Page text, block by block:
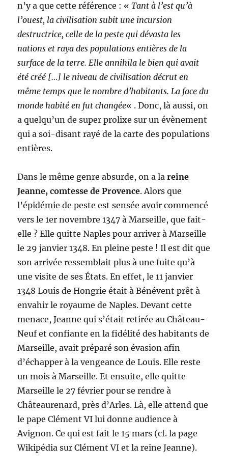
n’y a que cette référence : «Tant à l’est qu’à
l’ouest, la civilisation subit une incursion
destructrice, celle de la peste qui dévasta les
nations et raya des populations entières de la
surface de la terre. Elle annihila le bien qui avait
été créé […] le niveau de civilisation décrut en
même temps que le nombre d’habitants. La face du
monde habité en fut changée« . Donc, là aussi, on
a quelqu’un de super prolixe sur un évènement
qui a soi-disant rayé de la carte des populations
entières.
Dans le même genre absurde, on a lareine
Jeanne, comtesse de Provence. Alors que
l’épidémie de peste est sensée avoir commencé
vers le 1er novembre 1347 à Marseille, que fait-
elle ? Elle quitte Naples pour arriver à Marseille
le 29 janvier 1348. En pleine peste ! Il est dit que
son arrivée ressemblait plus à une fuite qu’à
une visite de ses États. En effet, le 11 janvier
1348 Louis de Hongrie était à Bénévent prêt à
envahir le royaume de Naples. Devant cette
menace, Jeanne qui s’était retirée au Château-
Neuf et confiante en la fidélité des habitants de
Marseille, avait préparé son évasion afin
d’échapper à la vengeance de Louis. Elle reste
un mois à Marseille. Et ensuite, elle quitte
Marseille le 27 février pour se rendre à
Châteaurenard, près d’Arles. Là, elle attend que
le pape Clément VI lui donne audience à
Avignon. Ce qui est fait le 15 mars (cf. la page
Wikipédia sur Clément VI et la reine Jeanne).